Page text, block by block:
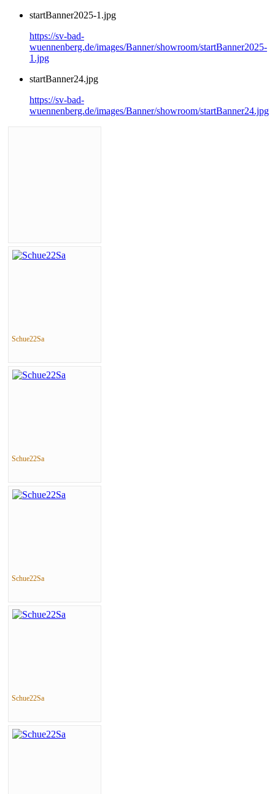
startBanner2025-1.jpg
https://sv-bad-
wuennenberg.de/images/Banner/showroom/startBanner2025-
1.jpg
startBanner24.jpg
https://sv-bad-
wuennenberg.de/images/Banner/showroom/startBanner24.jpg
Schue22Sa
Schue22Sa
Schue22Sa
Schue22Sa